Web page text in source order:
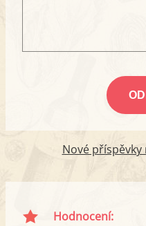
Nové
Hodnocení: